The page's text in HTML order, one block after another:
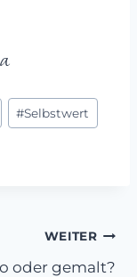
#Selbstwert
WEITER
oder gemalt?